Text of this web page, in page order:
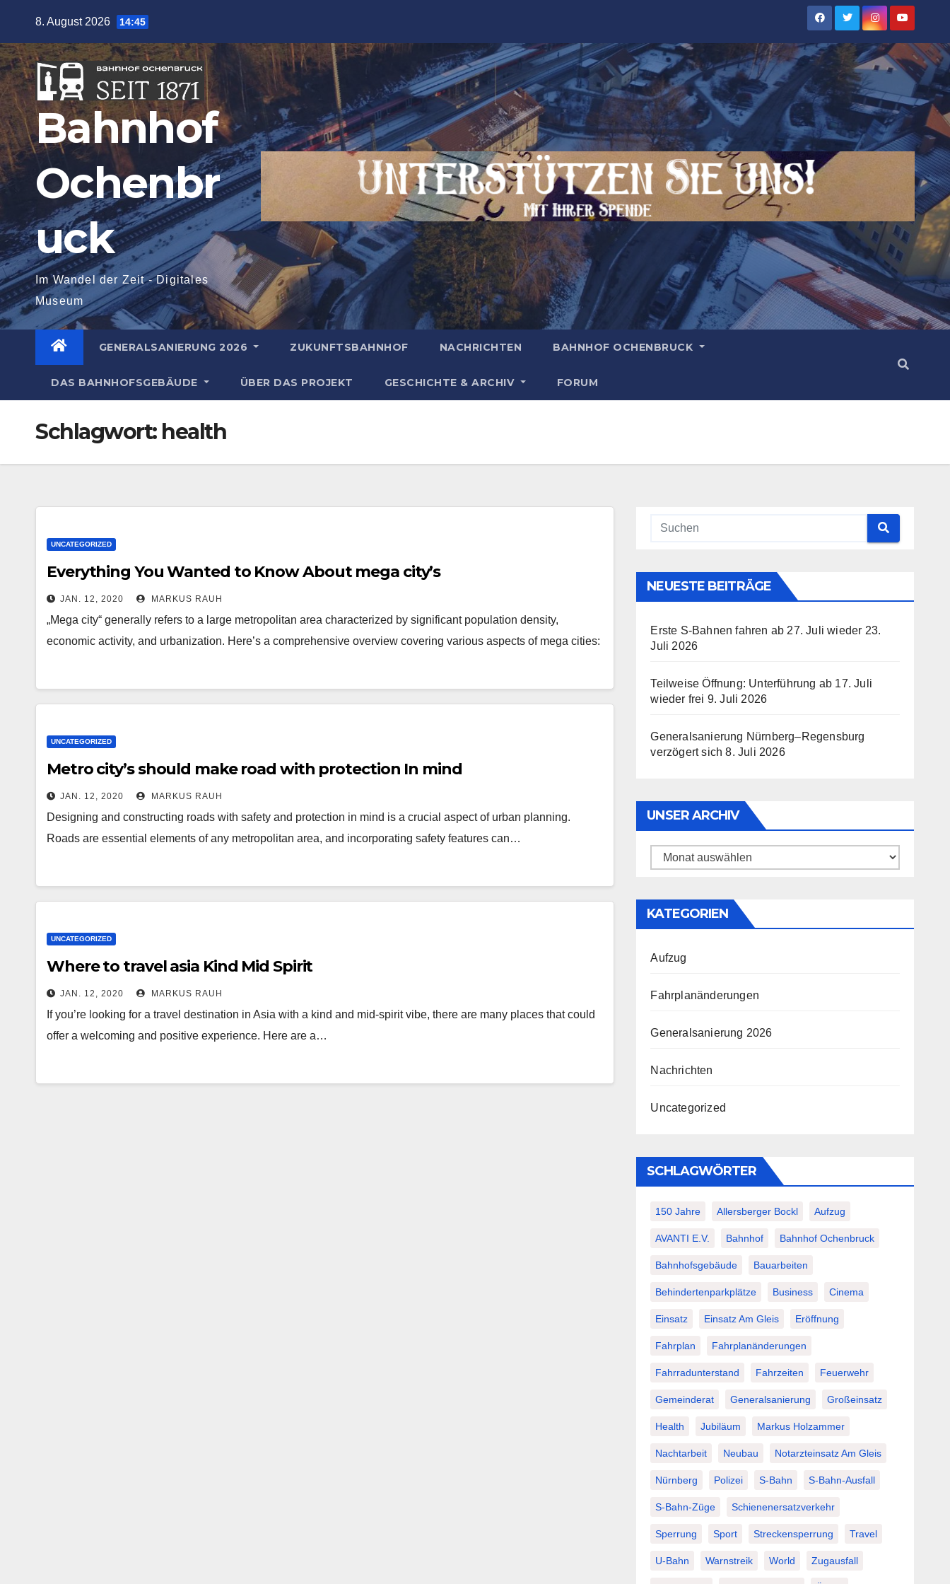
springen
8. August 2026 14:45
Bahnhof
Ochenbr
uck
Im Wandel der Zeit - Digitales
Museum
GENERALSANIERUNG 2026 ZUKUNFTSBAHNHOF NACHRICHTEN BAHNHOF OCHENBRUCK
DAS BAHNHOFSGEBÄUDE ÜBER DAS PROJEKT GESCHICHTE & ARCHIV FORUM
Schlagwort: health
UNCATEGORIZED
Everything You Wanted to Know About mega city’s
JAN. 12, 2020 MARKUS RAUH
„Mega city“ generally refers to a large metropolitan area characterized by significant population density,
economic activity, and urbanization. Here’s a comprehensive overview covering various aspects of mega cities:
UNCATEGORIZED
Metro city’s should make road with protection In mind
JAN. 12, 2020 MARKUS RAUH
Designing and constructing roads with safety and protection in mind is a crucial aspect of urban planning.
Roads are essential elements of any metropolitan area, and incorporating safety features can…
UNCATEGORIZED
Where to travel asia Kind Mid Spirit
JAN. 12, 2020 MARKUS RAUH
If you’re looking for a travel destination in Asia with a kind and mid-spirit vibe, there are many places that could
offer a welcoming and positive experience. Here are a…
NEUESTE BEITRÄGE
Erste S-Bahnen fahren ab 27. Juli wieder 23.
Juli 2026
Teilweise Öffnung: Unterführung ab 17. Juli
wieder frei 9. Juli 2026
Generalsanierung Nürnberg–Regensburg
verzögert sich 8. Juli 2026
UNSER ARCHIV
Unser
KATEGORIEN
Aufzug
Fahrplanänderungen
Generalsanierung 2026
Nachrichten
Uncategorized
SCHLAGWÖRTER
150 Jahre Allersberger Bockl Aufzug
AVANTI E.V. Bahnhof Bahnhof Ochenbruck
Bahnhofsgebäude Bauarbeiten
Behindertenparkplätze Business Cinema
Einsatz Einsatz Am Gleis Eröffnung
Fahrplan Fahrplanänderungen
Fahrradunterstand Fahrzeiten Feuerwehr
Gemeinderat Generalsanierung Großeinsatz
Health Jubiläum Markus Holzammer
Nachtarbeit Neubau Notarzteinsatz Am Gleis
Nürnberg Polizei S-Bahn S-Bahn-Ausfall
S-Bahn-Züge Schienenersatzverkehr
Sperrung Sport Streckensperrung Travel
U-Bahn Warnstreik World Zugausfall